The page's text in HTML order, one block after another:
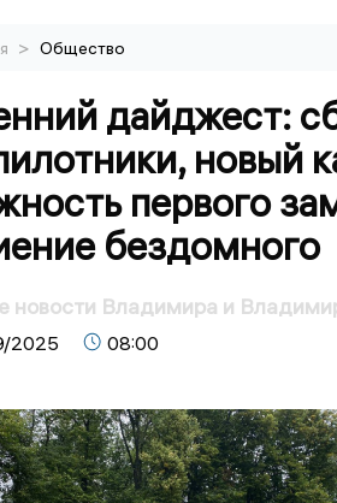
> Общество
дайджест:
новый
первого
бездомного
новости Владимира и
2025 08:00